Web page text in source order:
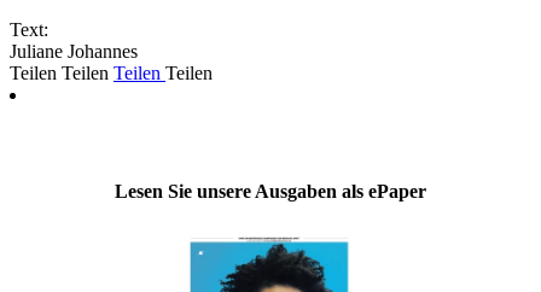
Text:
Juliane Johannes
Teilen Teilen Teilen Teilen
Lesen Sie unsere Ausgaben als ePaper